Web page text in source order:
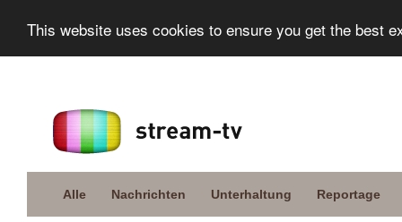
This website uses cookies to ensure you get the best
Alle Nachrichten Unterhaltung Reportage